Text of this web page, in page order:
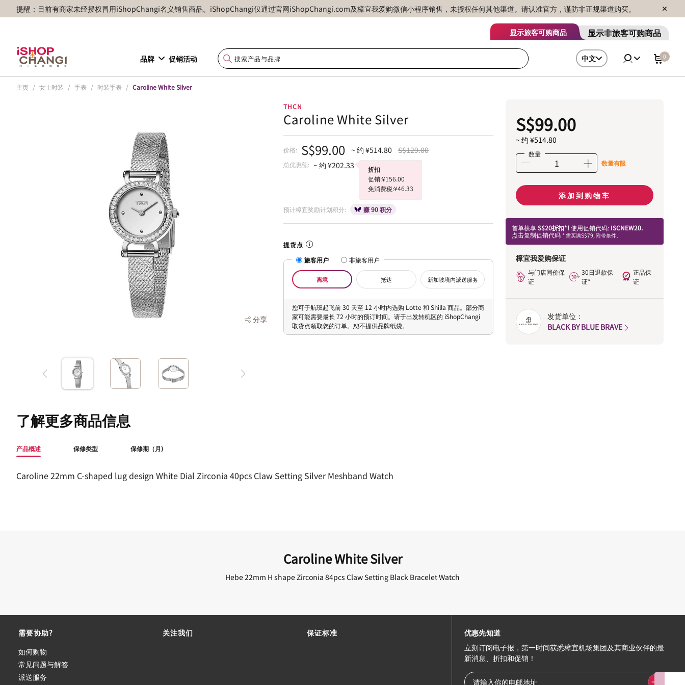
提醒：目前有商家未经授权冒用iShopChangi名义销售商品。iShopChangi仅通过官网iShopChangi.com及樟宜我爱购微信小程序销售，未授权任何其他渠道。请认准官方，谨防非正规渠道购买。
显示旅客可购商品 显示非旅客可购商品
品牌 促销活动 中文 0
主页 / 女士时装 / 手表 / 时装手表 / Caroline White Silver
分享
THCN
Caroline White Silver
价格: S$99.00 ~ 约 ¥514.80 S$129.00
总优惠额: ~ 约 ¥202.33
折扣
促销:¥156.00
免消费税:¥46.33
预计樟宜奖励计划积分: 赚 90 积分
提货点
旅客用户
非旅客用户
离境 抵达 新加坡境内派送服务
您可于航班起飞前 30 天至 12 小时内选购 Lotte 和 Shilla 商品。部分商
家可能需要最长 72 小时的预订时间。请于出发转机区的 iShopChangi
取货点领取您的订单。恕不提供品牌纸袋。
S$99.00
~ 约 ¥514.80
数量
数量有限
添加到购物车
首单获享S$20折扣*! 使用促销代码: ISCNEW20.
点击复制促销代码 * 需买满S$79, 附带条件。
樟宜我爱购保证
与门店同价保
证
30日退款保
证*
正品保
证
发货单位：
BLACK BY BLUE BRAVE
了解更多商品信息
产品概述 保修类型 保修期（月)
Caroline 22mm C-shaped lug design White Dial Zirconia 40pcs Claw Setting Silver Meshband Watch
Caroline White Silver
Hebe 22mm H shape Zirconia 84pcs Claw Setting Black Bracelet Watch
需要协助?
如何购物
常见问题与解答
派送服务
关注我们 保证标准
优惠先知道
立刻订阅电子报，第一时间获悉樟宜机场集团及其商业伙伴的最
新消息、折扣和促销！